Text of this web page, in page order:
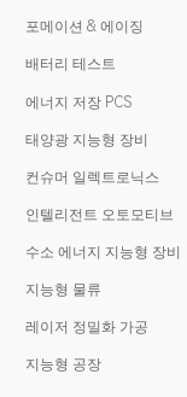
포메이션 & 에이징
배터리 테스트
에너지 저장 PCS
태양광 지능형 장비
컨슈머 일렉트로닉스
인텔리전트 오토모티브
수소 에너지 지능형 장비
지능형 물류
레이저 정밀화 가공
지능형 공장